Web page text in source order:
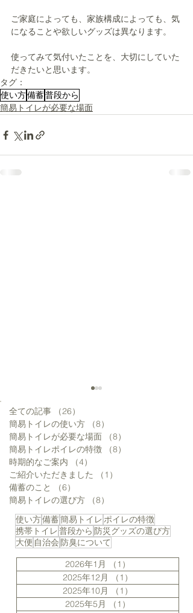
ご家庭によっても、家族構成によっても、気
になることや欲しいグッズは異なります。
使ってみて気付いたことを、大切にしていた
だきたいと思います。
タグ：
使い方備蓄普段から
簡易トイレが必要な場面
災害直後こそ「携帯トイ
レの使い方」を徹底する
全ての記事 （26）
簡易トイレの使い方
（8）
簡易トイレが必要な場面
（8）
簡易トイレポイレの特徴
（8）
時期的なご案内
（4）
ご紹介いただきました
（1）
備蓄のこと
（6）
簡易トイレの選び方
（8）
使い方備蓄簡易トイレ ポイレの特徴
携帯トイレ 普段から 防災グッズの選び方
大便 自治会 防臭について
2026年1月 （1）
2025年12月
（1）
2025年10月
（1）
2025年5月
（1）